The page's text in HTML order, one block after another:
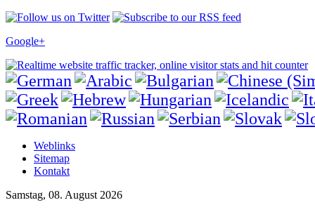
Google+
Weblinks
Sitemap
Kontakt
Samstag, 08. August 2026